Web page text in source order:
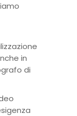
in
di